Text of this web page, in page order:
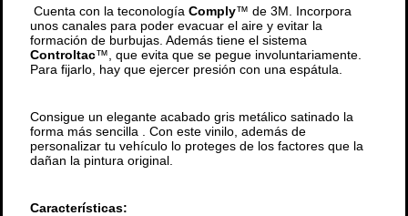
Cuenta con la teconología Comply™ de 3M. Incorpora
unos canales para poder evacuar el aire y evitar la
formación de burbujas. Además tiene el sistema
Controltac™, que evita que se pegue involuntariamente.
Para fijarlo, hay que ejercer presión con una espátula.
Consigue un elegante acabado gris metálico satinado la
forma más sencilla . Con este vinilo, además de
personalizar tu vehículo lo proteges de los factores que la
dañan la pintura original.
Características: